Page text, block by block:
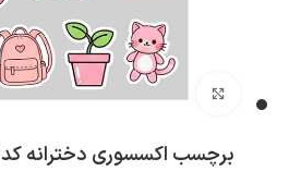
بزرگنمایی تصویر
برچسب اکسسوری دخترانه کد BR-34